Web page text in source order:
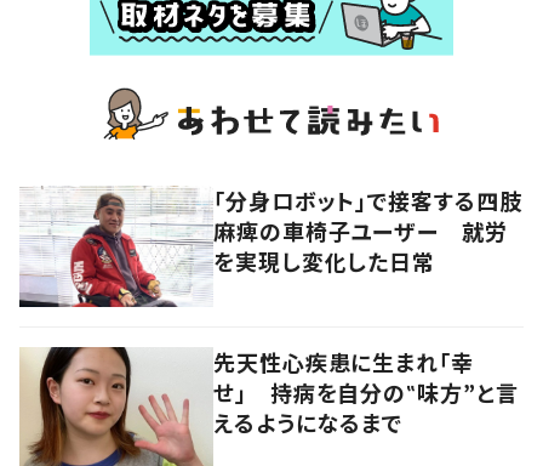
「分身ロボット」で接客する四肢
麻痺の車椅子ユーザー 就労
を実現し変化した日常
先天性心疾患に生まれ「幸
せ」 持病を自分の‟味方”と言
えるようになるまで